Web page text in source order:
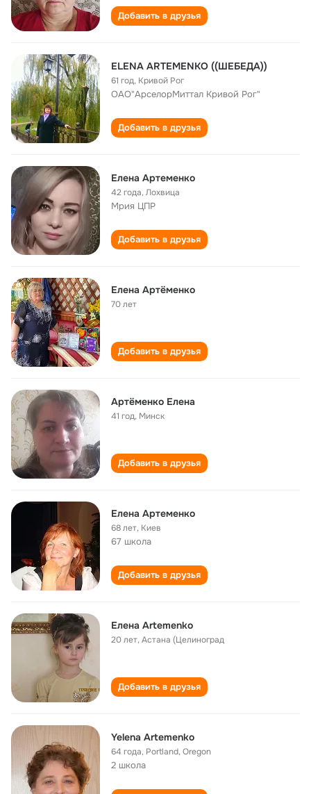
Добавить в друзья
ELENA ARTEMENKO ((ШЕБЕДА))
61 год, Кривой Рог
ОАО"АрселорМиттал Кривой Рог"
Добавить в друзья
Елена Артеменко
42 года,Лохвица
Мрия ЦПР
Добавить в друзья
Елена Артёменко
70 лет
Добавить в друзья
Артёменко Елена
41 год, Минск
Добавить в друзья
Елена Артеменко
68 лет, Киев
67 школа
Добавить в друзья
Елена Artemenko
20 лет,Астана (Целиноград
Добавить в друзья
Yelena Artemenko
64 года, Portland, Oregon
2 школа